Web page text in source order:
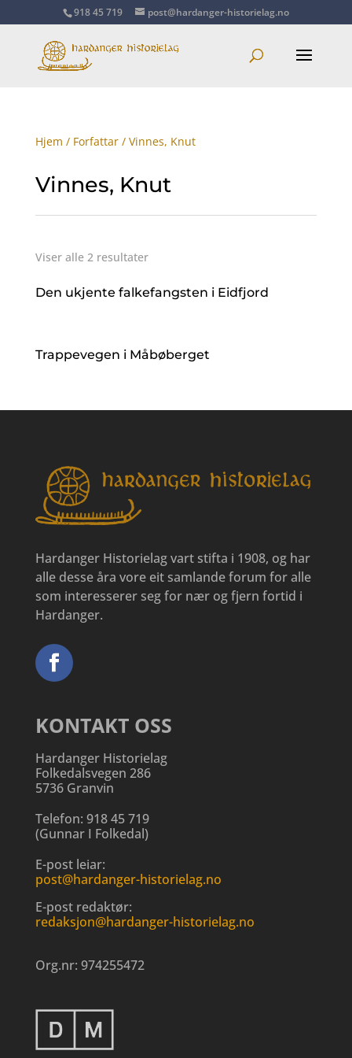
918 45 719 post@hardanger-historielag.no
Hjem / Forfattar/ Vinnes, Knut
Vinnes, Knut
Viser alle 2 resultater
Den ukjente falkefangsten i Eidfjord
Trappevegen i Måbøberget
Hardanger Historielag vart stifta i 1908, og har
alle desse åra vore eit samlande forum for alle
som interesserer seg for nær og fjern fortid i
Hardanger.
KONTAKT OSS
Hardanger Historielag
Folkedalsvegen 286
5736 Granvin
Telefon: 918 45 719
(Gunnar I Folkedal)
E-post leiar:
post@hardanger-historielag.no
E-post redaktør:
redaksjon@hardanger-historielag.no
Org.nr: 974255472